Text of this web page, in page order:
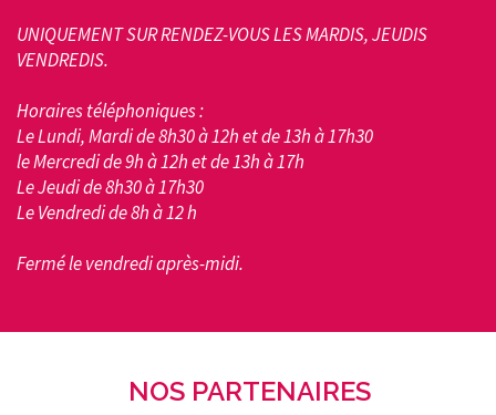
UNIQUEMENT SUR RENDEZ-VOUS LES MARDIS, JEUDIS
VENDREDIS.
Horaires téléphoniques :
Le Lundi, Mardi de 8h30 à 12h et de 13h à 17h30
le Mercredi de 9h à 12h et de 13h à 17h
Le Jeudi de 8h30 à 17h30
Le Vendredi de 8h à 12 h
Fermé le vendredi après-midi.
NOS PARTENAIRES